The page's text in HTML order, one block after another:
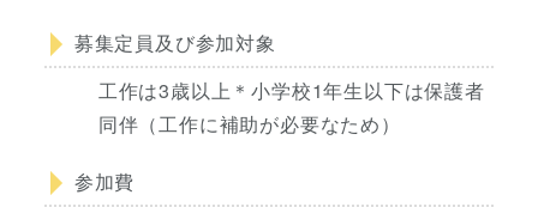
募集定員及び参加対象
工作は3歳以上＊小学校1年生以下は保護者
同伴（工作に補助が必要なため）
参加費